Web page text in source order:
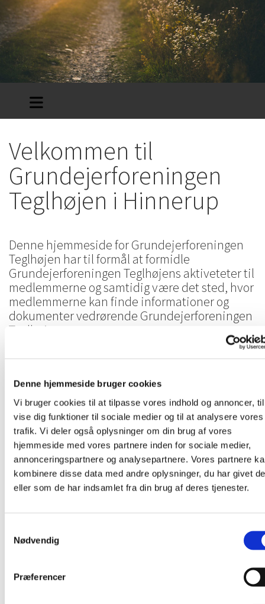
Denne hjemmeside bruger cookies
Vi bruger cookies til at tilpasse vores indhold og annoncer,
vise dig funktioner til sociale medier og til at analysere vores
trafik. Vi deler også oplysninger om din brug af vores
hjemmeside med vores partnere inden for sociale medier,
annonceringspartnere og analysepartnere. Vores partnere
kombinere disse data med andre oplysninger, du har givet
eller som de har indsamlet fra din brug af deres tjenester.
Nødvendig
Præferencer
Velkommen til
Grundejerforeningen
Teglhøjen i Hinnerup
Denne hjemmeside for Grundejerforeningen
Teglhøjen har til formål at formidle
Grundejerforeningen Teglhøjens aktiveteter til
medlemmerne og samtidig være det sted, hvor
medlemmerne kan finde informationer og
dokumenter vedrørende Grundejerforeningen
Teglhøjen.
Privatlivspolitik for Grundejerforeningen Teglhøjen